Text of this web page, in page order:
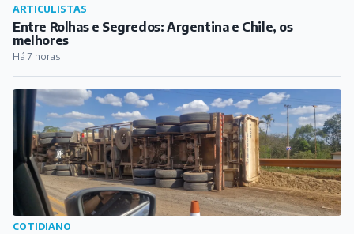
ARTICULISTAS
Entre Rolhas e Segredos: Argentina e Chile, os
melhores
Há 7 horas
COTIDIANO